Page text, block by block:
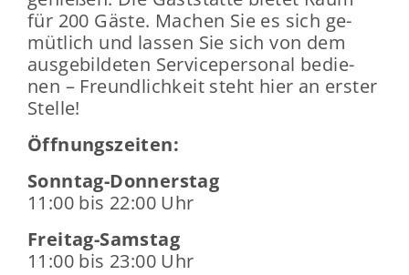
für 200 Gäste. Ma­chen Sie es sich ge­
müt­lich und las­sen Sie sich von dem
aus­ge­bil­de­ten Ser­vice­per­so­nal be­die­
nen – Freund­lich­keit steht hier an ers­ter
Stel­le!
Öff­nungs­zei­ten:
Sonntag-​Donnerstag
11:00 bis 22:00 Uhr
Freitag-​Samstag
11:00 bis 23:00 Uhr